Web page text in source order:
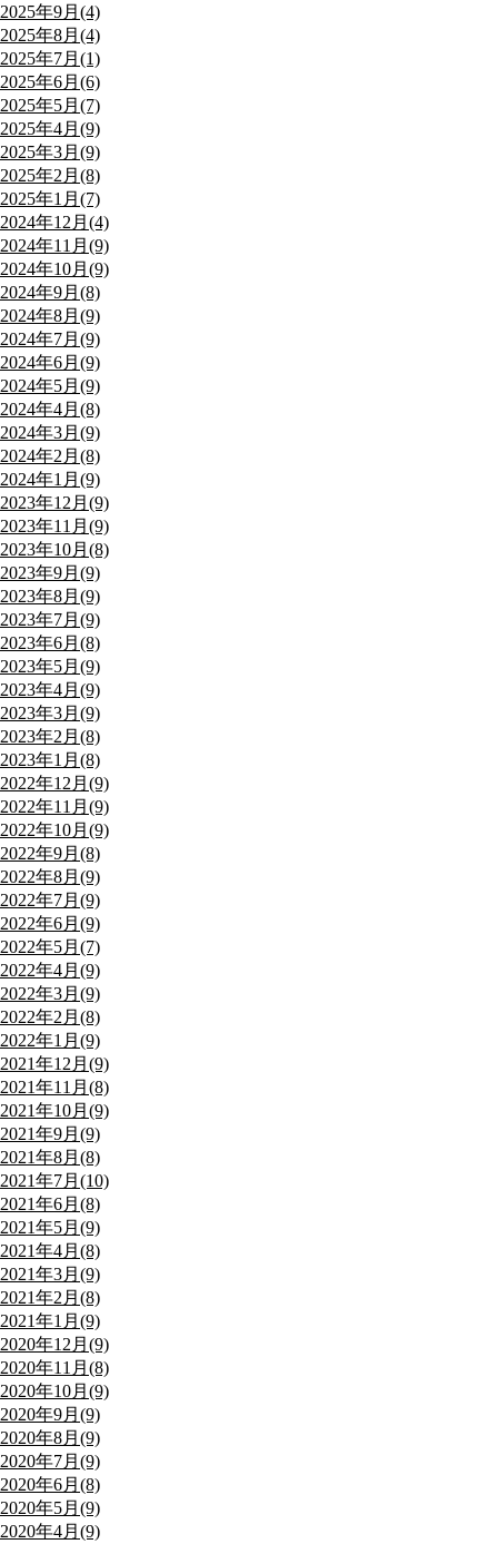
2025年9月(4)
2025年8月(4)
2025年7月(1)
2025年6月(6)
2025年5月(7)
2025年4月(9)
2025年3月(9)
2025年2月(8)
2025年1月(7)
2024年12月(4)
2024年11月(9)
2024年10月(9)
2024年9月(8)
2024年8月(9)
2024年7月(9)
2024年6月(9)
2024年5月(9)
2024年4月(8)
2024年3月(9)
2024年2月(8)
2024年1月(9)
2023年12月(9)
2023年11月(9)
2023年10月(8)
2023年9月(9)
2023年8月(9)
2023年7月(9)
2023年6月(8)
2023年5月(9)
2023年4月(9)
2023年3月(9)
2023年2月(8)
2023年1月(8)
2022年12月(9)
2022年11月(9)
2022年10月(9)
2022年9月(8)
2022年8月(9)
2022年7月(9)
2022年6月(9)
2022年5月(7)
2022年4月(9)
2022年3月(9)
2022年2月(8)
2022年1月(9)
2021年12月(9)
2021年11月(8)
2021年10月(9)
2021年9月(9)
2021年8月(8)
2021年7月(10)
2021年6月(8)
2021年5月(9)
2021年4月(8)
2021年3月(9)
2021年2月(8)
2021年1月(9)
2020年12月(9)
2020年11月(8)
2020年10月(9)
2020年9月(9)
2020年8月(9)
2020年7月(9)
2020年6月(8)
2020年5月(9)
2020年4月(9)